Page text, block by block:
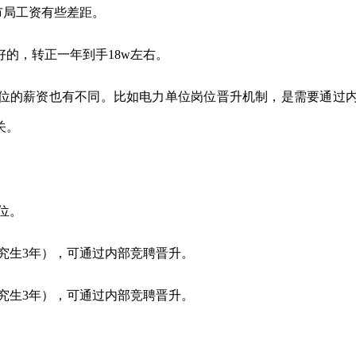
工资有些差距。
，转正一年到手18w左右。
的薪资也有不同。比如电力单位岗位晋升机制，是需要通过
。
3年），可通过内部竞聘晋升。
3年），可通过内部竞聘晋升。